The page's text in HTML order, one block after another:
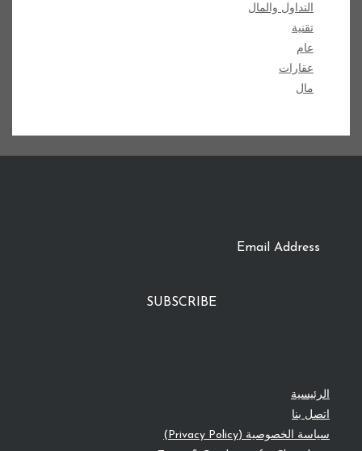
التداول والمال
تقنية
عام
عقارات
مال
SUBSCRIBE
الرئيسية
اتصل بنا
سياسة الخصوصية (Privacy Policy)